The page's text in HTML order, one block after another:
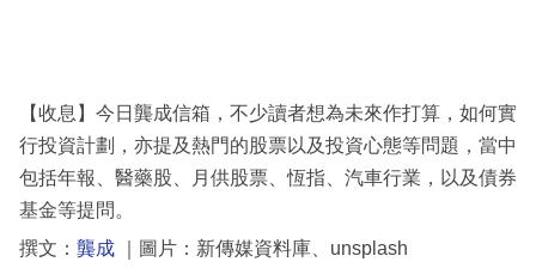
區
【收息】今日龔成信箱，不少讀者想為未來作打算，如何實
行投資計劃，亦提及熱門的股票以及投資心態等問題，當中
包括年報、醫藥股、月供股票、恆指、汽車行業，以及債券
基金等提問。
撰文： 龔成 ｜圖片：新傳媒資料庫、unsplash